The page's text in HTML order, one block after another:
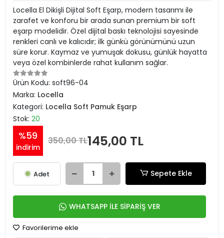
Locella El Dikişli Dijital Soft Eşarp, modern tasarımı ile
zarafet ve konforu bir arada sunan premium bir soft
eşarp modelidir. Özel dijital baskı teknolojisi sayesinde
renkleri canlı ve kalıcıdır; ilk günkü görünümünü uzun
süre korur. Kaymaz ve yumuşak dokusu, günlük hayatta
veya özel kombinlerde rahat kullanım sağlar.
Ürün Kodu: soft96-04
Marka: Locella
Kategori: Locella Soft Pamuk Eşarp
Stok: 20
%59
indirim
350,00 TL145,00 TL
Adet Sepete Ekle
WHATSAPP İLE SİPARİŞ VER
Favorilerime ekle